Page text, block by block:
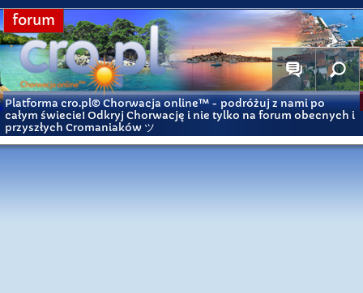
forum
Platforma cro.pl© Chorwacja online™ - podróżuj z nami po
całym świecie! Odkryj Chorwację i nie tylko na forum obecnych i
przyszłych Cromaniaków ツ